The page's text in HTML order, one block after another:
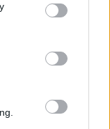
You may click to
party tags to
in below Google